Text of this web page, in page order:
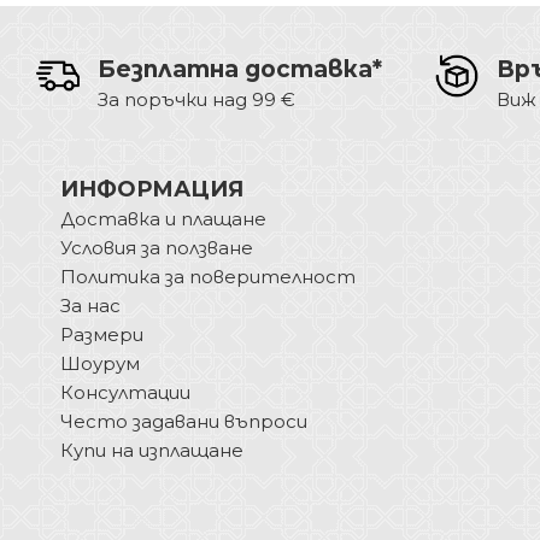
Безплатна доставка*
За поръчки над 99 € Виж
ИНФОРМАЦИЯ
Доставка и плащане
Условия за ползване
Политика за поверителност
За нас
Размери
Шоурум
Консултации
Често задавани въпроси
Купи на изплащане